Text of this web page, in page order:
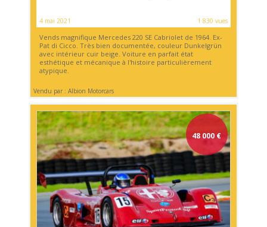
4 mai 2021 1 830 vues
Vends magnifique Mercedes 220 SE Cabriolet de 1964. Ex-
Pat di Cicco. Très bien documentée, couleur Dunkelgrün
avec intérieur cuir beige. Voiture en parfait état
esthétique et mécanique à l'histoire particulièrement
atypique.
Vendu par : Albion Motorcars
48 000 €